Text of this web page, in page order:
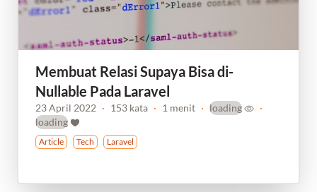
Membuat Relasi Supaya Bisa di-
Nullable Pada Laravel
23 April 2022 · 153 kata · 1 menit · loading
·
loading
Article Tech Laravel